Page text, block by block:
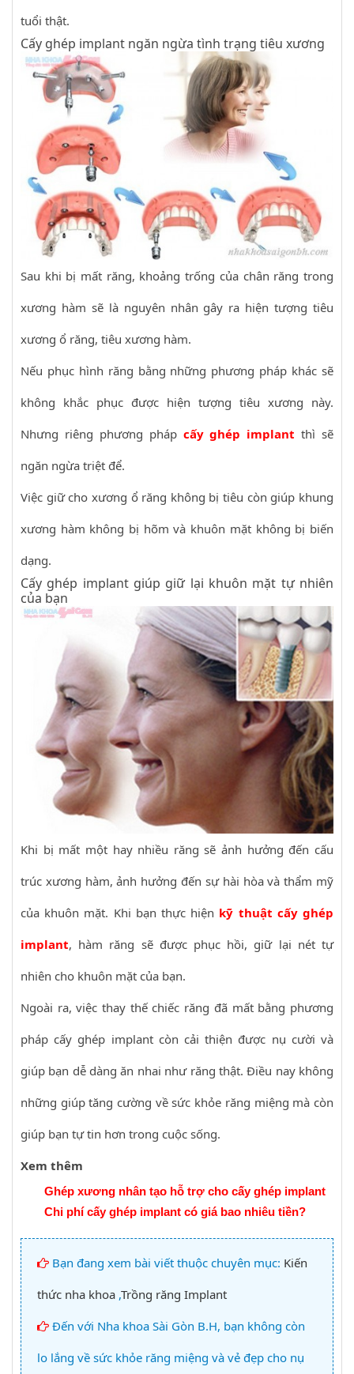
tuổi thật.
Cấy ghép implant ngăn ngừa tình trạng tiêu xương
Sau khi bị mất răng, khoảng trống của chân răng trong
xương hàm sẽ là nguyên nhân gây ra hiện tượng tiêu
xương ổ răng, tiêu xương hàm.
Nếu phục hình răng bằng những phương pháp khác sẽ
không khắc phục được hiện tượng tiêu xương này.
Nhưng riêng phương pháp cấy ghép implant thì sẽ
ngăn ngừa triệt để.
Việc giữ cho xương ổ răng không bị tiêu còn giúp khung
xương hàm không bị hõm và khuôn mặt không bị biến
dạng.
Cấy ghép implant giúp giữ lại khuôn mặt tự nhiên
của bạn
Khi bị mất một hay nhiều răng sẽ ảnh hưởng đến cấu
trúc xương hàm, ảnh hưởng đến sự hài hòa và thẩm mỹ
của khuôn mặt. Khi bạn thực hiện kỹ thuật cấy ghép
implant, hàm răng sẽ được phục hồi, giữ lại nét tự
nhiên cho khuôn mặt của bạn.
Ngoài ra, việc thay thế chiếc răng đã mất bằng phương
pháp cấy ghép implant còn cải thiện được nụ cười và
giúp bạn dễ dàng ăn nhai như răng thật. Điều nay không
những giúp tăng cường về sức khỏe răng miệng mà còn
giúp bạn tự tin hơn trong cuộc sống.
Xem thêm
Ghép xương nhân tạo hỗ trợ cho cấy ghép implant
Chi phí cấy ghép implant có giá bao nhiêu tiền?
Bạn đang xem bài viết thuộc chuyên mục: Kiến
thức nha khoa ,Trồng răng Implant
Đến với Nha khoa Sài Gòn B.H, bạn không còn
lo lắng về sức khỏe răng miệng và vẻ đẹp cho nụ